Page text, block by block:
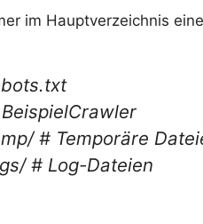
im Hauptverzeichnis
# Temporäre
# Log-Dateien